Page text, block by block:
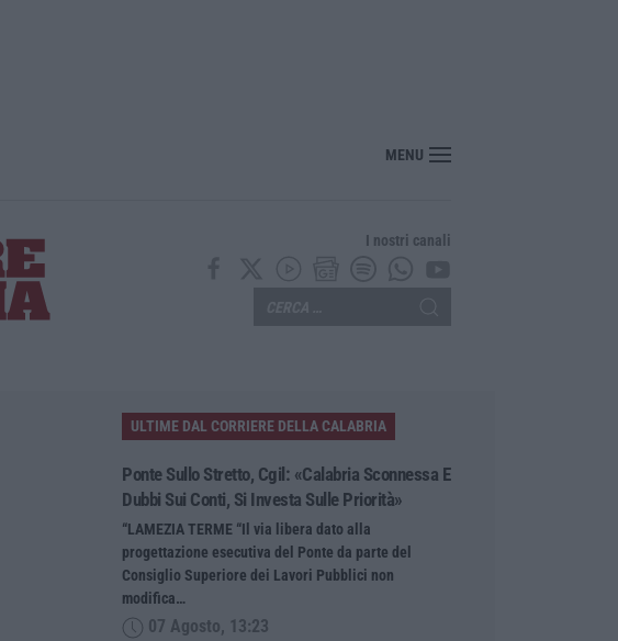
Propaganda per l’Isis e contenuti neonazisti, arrestato un 16enne
MENU
I nostri canali
ULTIME DAL CORRIERE DELLA CALABRIA
Ponte Sullo Stretto, Cgil: «Calabria Sconnessa E
Dubbi Sui Conti, Si Investa Sulle Priorità»
“LAMEZIA TERME “Il via libera dato alla
progettazione esecutiva del Ponte da parte del
Consiglio Superiore dei Lavori Pubblici non
modifica…
07 Agosto, 13:23